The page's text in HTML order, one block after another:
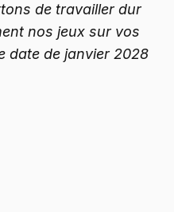
de travailler dur
nos jeux sur vos
date de janvier 2028